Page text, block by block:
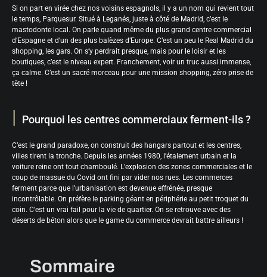
Si on part en virée chez nos voisins espagnols, il y a un nom qui revient tout
le temps, Parquesur. Situé à Leganés, juste à côté de Madrid, c’est le
mastodonte local. On parle quand même du plus grand centre commercial
d’Espagne et d’un des plus balèzes d’Europe. C’est un peu le Real Madrid du
shopping, les gars. On s’y perdrait presque, mais pour le loisir et les
boutiques, c’est le niveau expert. Franchement, voir un truc aussi immense,
ça calme. C’est un sacré morceau pour une mission shopping, zéro prise de
tête !
Pourquoi les centres commerciaux ferment-ils ?
C’est le grand paradoxe, on construit des hangars partout et les centres,
villes tirent la tronche. Depuis les années 1980, l’étalement urbain et la
voiture reine ont tout chamboulé. L’explosion des zones commerciales et le
coup de massue du Covid ont fini par vider nos rues. Les commerces
ferment parce que l’urbanisation est devenue effrénée, presque
incontrôlable. On préfère le parking géant en périphérie au petit troquet du
coin. C’est un vrai fail pour la vie de quartier. On se retrouve avec des
déserts de béton alors que le game du commerce devrait battre ailleurs !
Sommaire